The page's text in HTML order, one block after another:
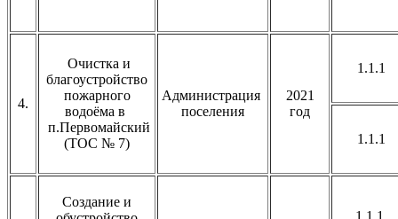
4.
Очистка и
благоустройство
пожарного
водоёма в
п.Первомайский
(ТОС № 7)
Администрация
поселения
2021
год
1.1.1
1.1.1
Создание и